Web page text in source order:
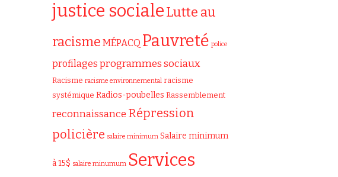
justice socialeLutte au
racisme MÉPACQ Pauvreté police
profilages programmes sociaux
Racisme racisme environnemental racisme
systémique Radios-poubelles Rassemblement
reconnaissance Répression
policière salaire minimum Salaire minimum
à 15$ salaire minumum Services